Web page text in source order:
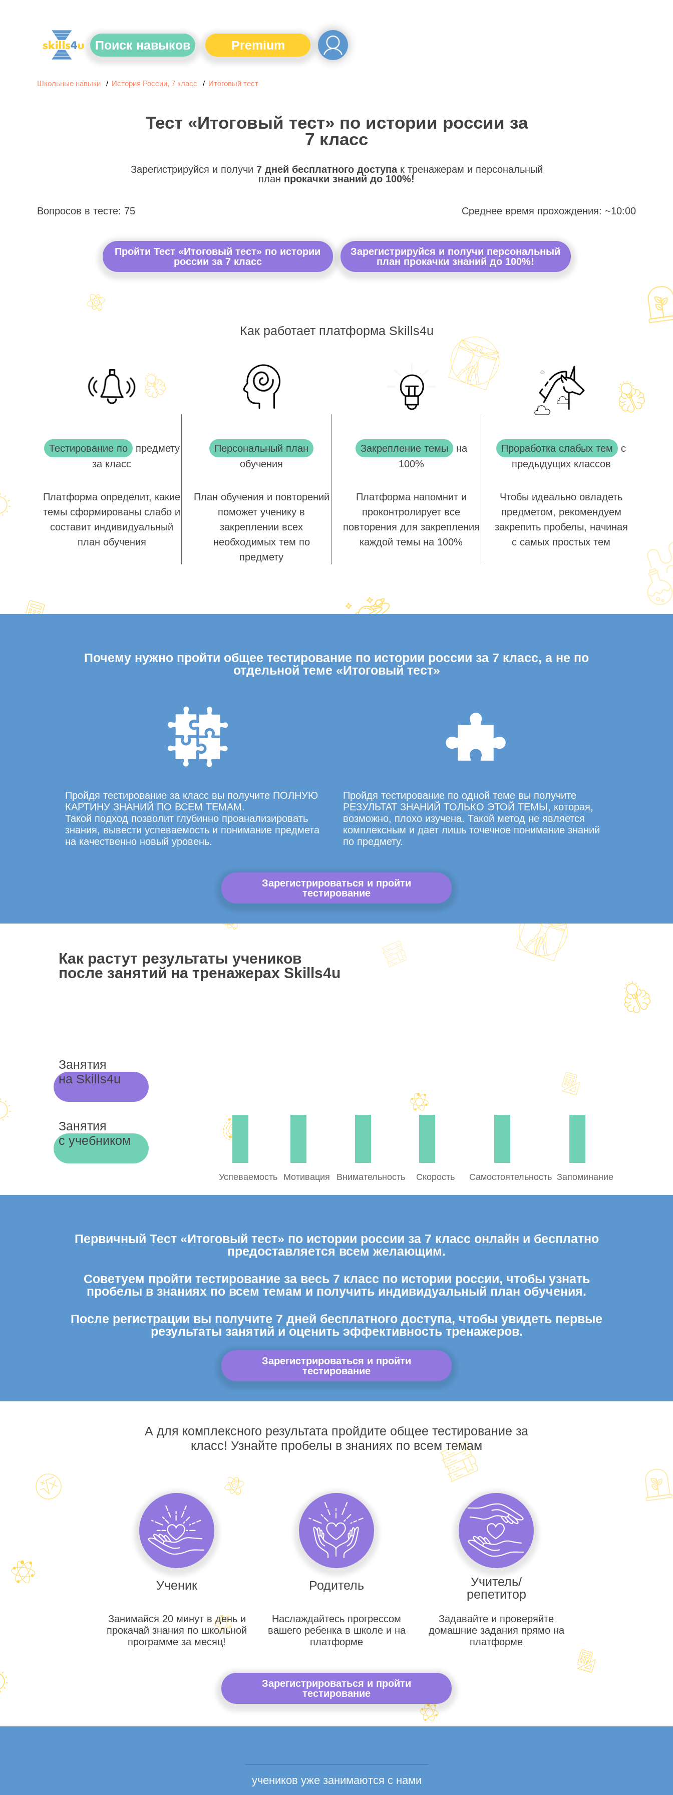
Поиск навыков Premium
Школьные навыки История России, 7 класс Итоговый тест
Тест «Итоговый тест» по истории россии за
7 класс
Зарегистрируйся и получи 7 дней бесплатного доступак тренажерам и персональный
план прокачки знаний до 100%!
Вопросов в тесте: 75 Среднее время прохождения: ~10:00
Пройти Тест «Итоговый тест» по истории
россии за 7 класс
Зарегистрируйся и получи персональный
план прокачки знаний до 100%!
Как работает платформа Skills4u
Тестирование по предмету
за класс
Платформа определит, какие
темы сформированы слабо и
составит индивидуальный
план обучения
Персональный план
обучения
План обучения и повторений
поможет ученику в
закреплении всех
необходимых тем по
предмету
Закрепление темы на
100%
Платформа напомнит и
проконтролирует все
повторения для закрепления
каждой темы на 100%
Проработка слабых тем
с
предыдущих классов
Чтобы идеально овладеть
предметом, рекомендуем
закрепить пробелы, начиная
с самых простых тем
Почему нужно пройти общее тестирование по истории россии за 7 класс, а не по
отдельной теме «Итоговый тест»
Пройдя тестирование за класс вы получите ПОЛНУЮ
КАРТИНУ ЗНАНИЙ ПО ВСЕМ ТЕМАМ.
Такой подход позволит глубинно проанализировать
знания, вывести успеваемость и понимание предмета
на качественно новый уровень.
Пройдя тестирование по одной теме вы получите
РЕЗУЛЬТАТ ЗНАНИЙ ТОЛЬКО ЭТОЙ ТЕМЫ, которая,
возможно, плохо изучена. Такой метод не является
комплексным и дает лишь точечное понимание знаний
по предмету.
Зарегистрироваться и пройти
тестирование
Как растут результаты учеников
после занятий на тренажерах Skills4u
Занятия
на Skills4u
Занятия
с учебником
Успеваемость Мотивация Внимательность Скорость Самостоятельность Запоминание
Первичный Тест «Итоговый тест» по истории россии за 7 класс онлайн и бесплатно
предоставляется всем желающим.
Советуем пройти тестирование за весь 7 класс по истории россии, чтобы узнать
пробелы в знаниях по всем темам и получить индивидуальный план обучения.
После регистрации вы получите 7 дней бесплатного доступа, чтобы увидеть первые
результаты занятий и оценить эффективность тренажеров.
Зарегистрироваться и пройти
тестирование
А для комплексного результата пройдите общее тестирование за
класс! Узнайте пробелы в знаниях по всем темам
Ученик
Занимайся 20 минут в день и
прокачай знания по школьной
программе за месяц!
Родитель
Наслаждайтесь прогрессом
вашего ребенка в школе и на
платформе
Учитель/
репетитор
Задавайте и проверяйте
домашние задания прямо на
платформе
Зарегистрироваться и пройти
тестирование
учеников уже занимаются с нами